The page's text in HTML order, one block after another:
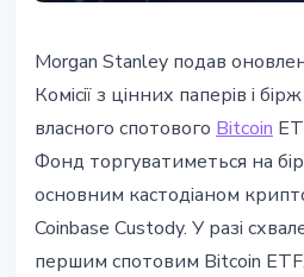
Morgan Stanley
спотовий Bitcoin
від великого банку
20 березня 2026 р.3 хв читання
Наталія Дорофєєва
Morgan Stanley подав
Комісії з цінних паперів і
власного спотового Bitcoin
Фонд торгуватиметься на
основним кастодіаном
Coinbase Custody. У разі
першим спотовим Bitcoin